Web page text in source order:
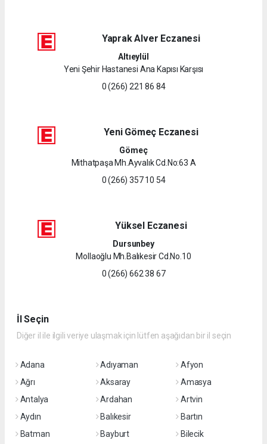
Yaprak Alver Eczanesi
Altıeylül
Yeni Şehir Hastanesi Ana Kapısı Karşısı
0 (266) 221 86 84
Yeni Gömeç Eczanesi
Gömeç
Mithatpaşa Mh.Ayvalık Cd.No:63 A
0 (266) 357 10 54
Yüksel Eczanesi
Dursunbey
Mollaoğlu Mh.Balıkesir Cd.No.10
0 (266) 662 38 67
İl Seçin
Diğer il ile ilgili veriye ulaşmak için lütfen aşağıdan bir il seçin
Adana Adıyaman
Afyon
Ağrı
Aksaray
Amasya
Antalya
Ardahan
Artvin
Aydın
Balıkesir
Bartın
Batman
Bayburt
Bilecik